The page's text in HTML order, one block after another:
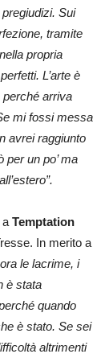
Sui
tramite
propria
L’arte è
arriva
mi fossi messa
avrei raggiunto
per un po’ ma
a Temptation
In merito a
le lacrime, i
è stata
quando
è stato. Se sei
altrimenti